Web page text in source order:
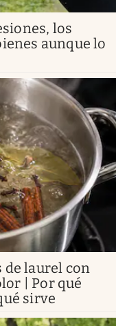
los
aunque lo
de laurel con
| Por qué
sirve